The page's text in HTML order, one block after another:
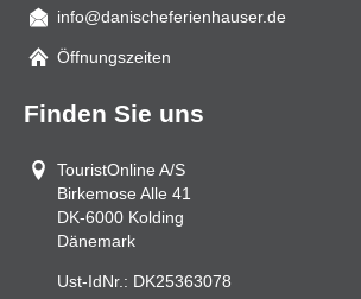
Mail
info@danischeferienhauser.de
Öffnungszeiten
Finden Sie uns
TouristOnline A/S
Birkemose Alle 41
DK-6000 Kolding
Dänemark
Ust-IdNr.: DK25363078